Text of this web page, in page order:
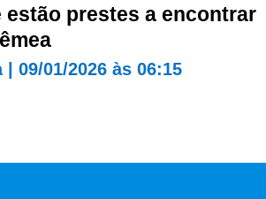
estão prestes a encontrar
| 09/01/2026 às 06:15